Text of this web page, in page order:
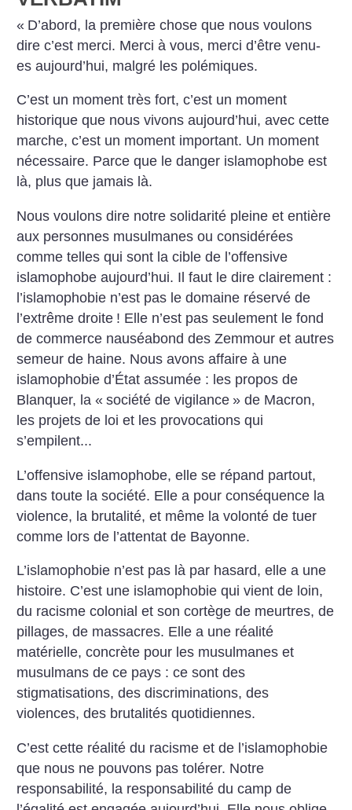
« D’abord, la première chose que nous voulons
dire c’est merci. Merci à vous, merci d’être venu-
es aujourd’hui, malgré les polémiques.
C’est un moment très fort, c’est un moment
historique que nous vivons aujourd’hui, avec cette
marche, c’est un moment important. Un moment
nécessaire. Parce que le danger islamophobe est
là, plus que jamais là.
Nous voulons dire notre solidarité pleine et entière
aux personnes musulmanes ou considérées
comme telles qui sont la cible de l’offensive
islamophobe aujourd’hui. Il faut le dire clairement :
l’islamophobie n’est pas le domaine réservé de
l’extrême droite ! Elle n’est pas seulement le fond
de commerce nauséabond des Zemmour et autres
semeur de haine. Nous avons affaire à une
islamophobie d’État assumée : les propos de
Blanquer, la « société de vigilance » de Macron,
les projets de loi et les provocations qui
s’empilent...
L’offensive islamophobe, elle se répand partout,
dans toute la société. Elle a pour conséquence la
violence, la brutalité, et même la volonté de tuer
comme lors de l’attentat de Bayonne.
L’islamophobie n’est pas là par hasard, elle a une
histoire. C’est une islamophobie qui vient de loin,
du racisme colonial et son cortège de meurtres, de
pillages, de massacres. Elle a une réalité
matérielle, concrète pour les musulmanes et
musulmans de ce pays : ce sont des
stigmatisations, des discriminations, des
violences, des brutalités quotidiennes.
C’est cette réalité du racisme et de l’islamophobie
que nous ne pouvons pas tolérer. Notre
responsabilité, la responsabilité du camp de